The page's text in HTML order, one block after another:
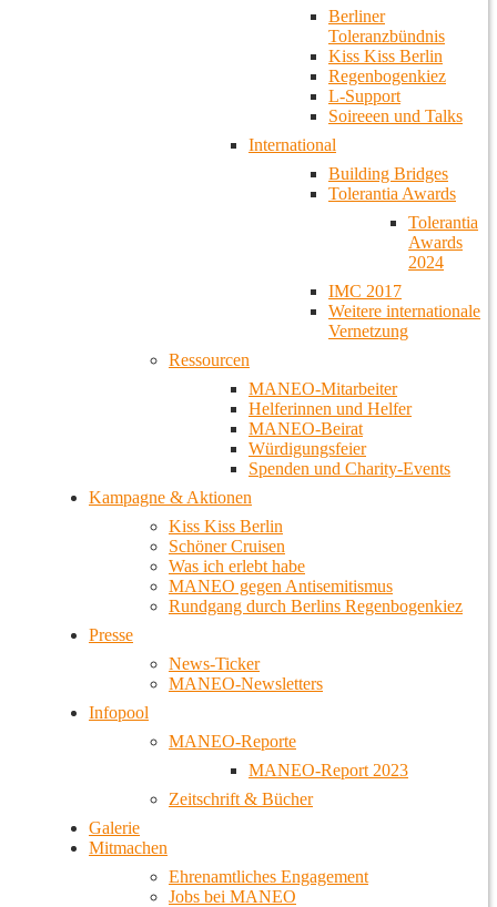
Berliner
Toleranzbündnis
Kiss Kiss Berlin
Regenbogenkiez
L-Support
Soireeen und Talks
International
Building Bridges
Tolerantia Awards
Tolerantia
Awards
2024
IMC 2017
Weitere internationale
Vernetzung
Ressourcen
MANEO-Mitarbeiter
Helferinnen und Helfer
MANEO-Beirat
Würdigungsfeier
Spenden und Charity-Events
Kampagne & Aktionen
Kiss Kiss Berlin
Schöner Cruisen
Was ich erlebt habe
MANEO gegen Antisemitismus
Rundgang durch Berlins Regenbogenkiez
Presse
News-Ticker
MANEO-Newsletters
Infopool
MANEO-Reporte
MANEO-Report 2023
Zeitschrift & Bücher
Galerie
Mitmachen
Ehrenamtliches Engagement
Jobs bei MANEO